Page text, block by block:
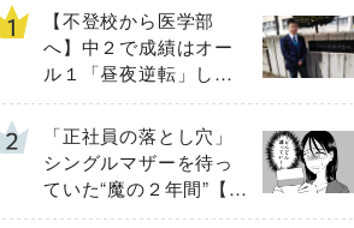
【不登校から医学部
へ】中２で成績はオー
ル１「昼夜逆転」した
わが子を”夜遊び”に連れ
出した母の気づき
「正社員の落とし穴」
シングルマザーを待っ
ていた“魔の２年間”【後
編】